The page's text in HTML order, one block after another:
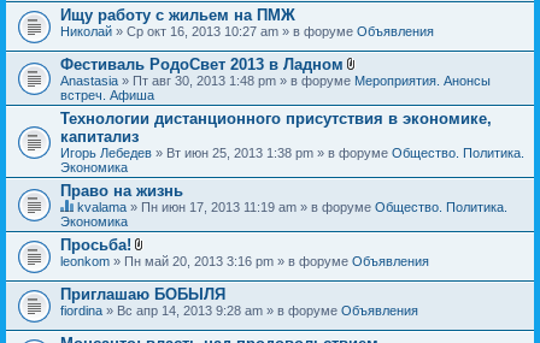
Ищу работу с жильем на ПМЖ
Николай » Ср окт 16, 2013 10:27 am » в форуме Объявления
Фестиваль РодоСвет 2013 в Ладном
В
о
ж
н
и
я
Anastasia » Пт авг 30, 2013 1:48 pm » в форуме Мероприятия. Анонсы
встреч. Афиша
Технологии дистанционного присутствия в экономике,
капитализ
Игорь Лебедев » Вт июн 25, 2013 1:38 pm » в форуме Общество. Политика.
Экономика
Право на жизнь
Д
а
н
н
я
т
е
м
kvalama » Пн июн 17, 2013 11:19 am » в форуме Общество. Политика.
Экономика
Просьба!
В
о
ж
е
н
leonkom » Пн май 20, 2013 3:16 pm » в форуме Объявления
Приглашаю БОБЫЛЯ
fiordina » Вс апр 14, 2013 9:28 am » в форуме Объявления